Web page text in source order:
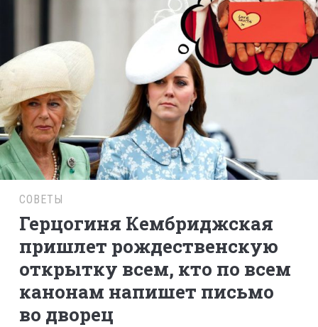
СОВЕТЫ
Герцогиня Кембриджская
пришлет рождественскую
открытку всем, кто по всем
канонам напишет письмо
во дворец